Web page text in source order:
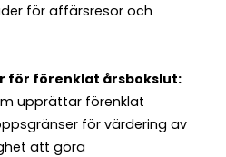
för affärsresor och
för förenklat årsbokslut:
upprättar förenklat
för värdering av
att göra